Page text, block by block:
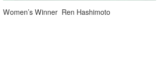
Women’s Winner Ren Hashimoto